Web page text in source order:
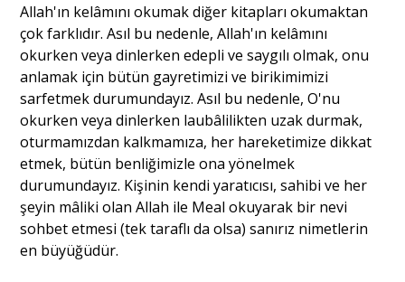
Allah'ın kelâmını okumak diğer kitapları okumaktan
çok farklıdır. Asıl bu nedenle, Allah'ın kelâmını
okurken veya dinlerken edepli ve saygılı olmak, onu
anlamak için bütün gayretimizi ve birikimimizi
sarfetmek durumundayız. Asıl bu nedenle, O'nu
okurken veya dinlerken laubâlilikten uzak durmak,
oturmamızdan kalkmamıza, her hareketimize dikkat
etmek, bütün benliğimizle ona yönelmek
durumundayız. Kişinin kendi yaratıcısı, sahibi ve her
şeyin mâliki olan Allah ile Meal okuyarak bir nevi
sohbet etmesi (tek taraflı da olsa) sanırız nimetlerin
en büyüğüdür.